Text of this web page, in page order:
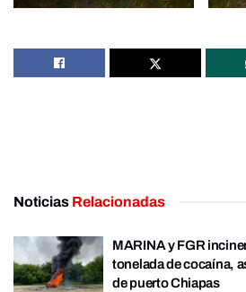
Noticias Relacionadas
MARINA y FGR
tonelada de cocaína,
de puerto Chiapas